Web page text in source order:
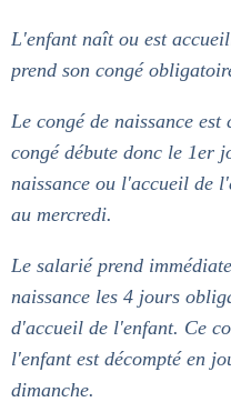
L'enfant naît ou est
prend son congé
Le congé de naissance
congé débute donc le 1er
naissance ou l'accueil de
au mercredi.
Le salarié prend
naissance les 4 jours
d'accueil de l'enfant. Ce
l'enfant est décompté en
dimanche.